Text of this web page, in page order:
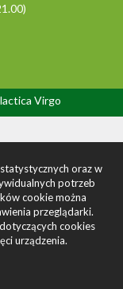
21.00)
Virgo
oraz w
potrzeb
cookie można
przeglądarki.
cookies
urządzenia.